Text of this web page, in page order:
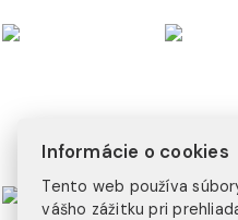
Informácie o cookies
Tento web používa
vášho zážitku pri